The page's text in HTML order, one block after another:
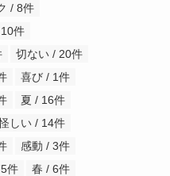
/ 8件
件
切ない / 20件
喜び / 1件
夏 / 16件
しい / 14件
感動 / 3件
件
春 / 6件